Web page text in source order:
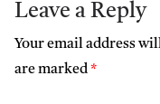
Leave a Reply
Your email address
are marked*